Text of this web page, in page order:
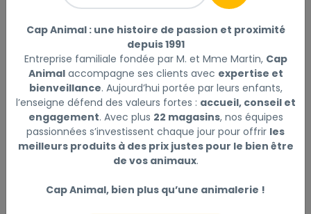
Laisser un avis
Aliment complet pour chiens ayant tendance à
l'embonpoint et/ou stérilisés, de moyennes et
grandes races. Formulé avec des antioxydants
naturels, des matières premières végétales non OGM
et ne contient ni colorants, ni conservateurs, ni
animales déshydratées 26% (volaille, porc). Maïs. Blé.
Cap Animal : une histoire de passion et proximité
depuis 1991
Entreprise familiale fondée par M. et Mme Martin, Cap
Animalaccompagne ses clients avec expertise et
bienveillance. Aujourd’hui portée par leurs enfants,
l’enseigne défend des valeurs fortes : accueil, conseil et
engagement. Avec plus 22 magasins, nos équipes
passionnées s’investissent chaque jour pour offrir les
meilleurs produits à des prix justes pour le bien être
de vos animaux.
Cap Animal, bien plus qu’une animalerie !